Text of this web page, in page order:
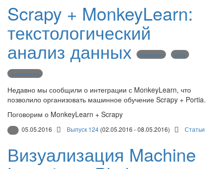
Scrapy + MonkeyLearn:
текстологический
анализ данных MonkeyLearn scrapy
machine learning
Недавно мы сообщили о интеграции с MonkeyLearn, что
позволило организовать машинное обучение Scrapy + Portia.
Поговорим о MonkeyLearn + Scrapy
05.05.2016 Выпуск 124 (02.05.2016 - 08.05.2016) Статьи
Визуализация Machine